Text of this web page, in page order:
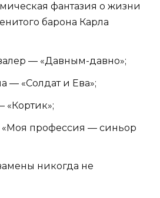
фантазия о жизни
барона Карла
— «Давным-давно»;
— «Солдат и Ева»;
профессия — синьор
никогда не